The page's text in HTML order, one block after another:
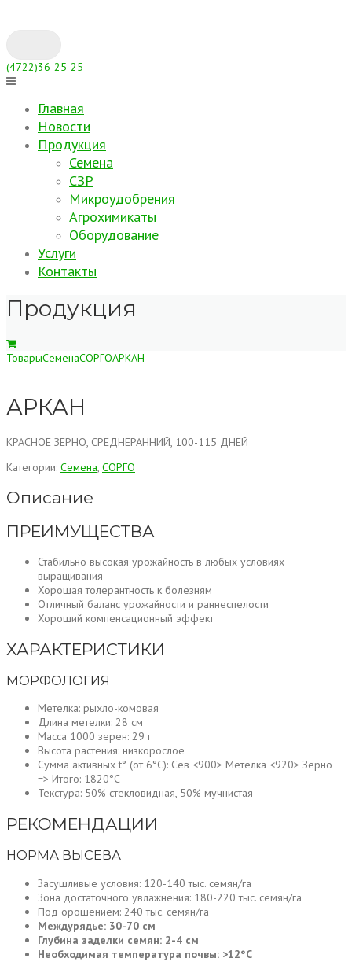
(4722)36-25-25
Главная
Новости
Продукция
Семена
СЗР
Микроудобрения
Агрохимикаты
Оборудование
Услуги
Контакты
Продукция
ТоварыСеменаСОРГОАРКАН
АРКАН
КРАСНОЕ ЗЕРНО, СРЕДНЕРАННИЙ, 100-115 ДНЕЙ
Категории: Семена, СОРГО
Описание
ПРЕИМУЩЕСТВА
Стабильно высокая урожайность в любых условиях
выращивания
Хорошая толерантность к болезням
Отличный баланс урожайности и раннеспелости
Хороший компенсационный эффект
ХАРАКТЕРИСТИКИ
МОРФОЛОГИЯ
Метелка: рыхло-комовая
Длина метелки: 28 см
Масса 1000 зерен: 29 г
Высота растения: низкорослое
Сумма активных t° (от 6°С): Сев <900> Метелка <920> Зерно
=> Итого: 1820°С
Текстура: 50% стекловидная, 50% мучнистая
РЕКОМЕНДАЦИИ
НОРМА ВЫСЕВА
Засушливые условия: 120-140 тыс. семян/га
Зона достаточного увлажнения: 180-220 тыс. семян/га
Под орошением: 240 тыс. семян/га
Междурядье: 30-70 см
Глубина заделки семян: 2-4 см
Необходимая температура почвы: >12°С